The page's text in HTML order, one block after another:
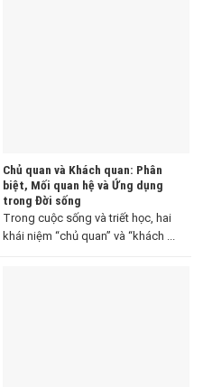
Chủ quan và Khách quan: Phân
biệt, Mối quan hệ và Ứng dụng
trong Đời sống
Trong cuộc sống và triết học, hai
khái niệm “chủ quan” và “khách ...